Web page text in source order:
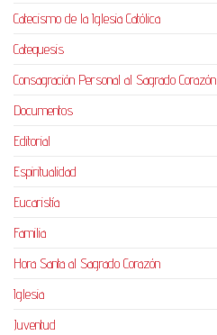
Catecismo de la Iglesia Católica
Catequesis
Consagración Personal al Sagrado Corazón
Documentos
Editorial
Espiritualidad
Eucaristía
Familia
Hora Santa al Sagrado Corazón
Iglesia
Juventud